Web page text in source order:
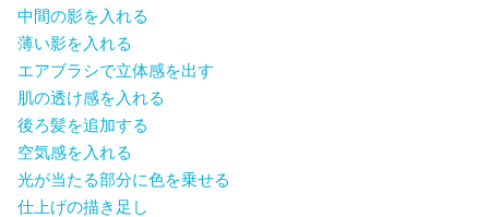
中間の影を入れる
薄い影を入れる
エアブラシで立体感を出す
肌の透け感を入れる
後ろ髪を追加する
空気感を入れる
光が当たる部分に色を乗せる
仕上げの描き足し